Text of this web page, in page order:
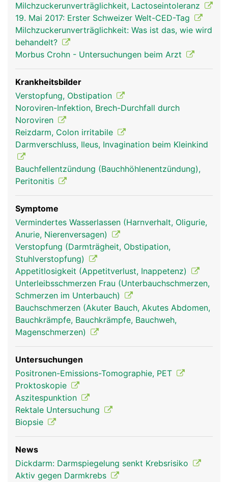
Milchzuckerunverträglichkeit, Lactoseintoleranz
19. Mai 2017: Erster Schweizer Welt-CED-Tag
Milchzuckerunverträglichkeit: Was ist das, wie wird
behandelt?
Morbus Crohn - Untersuchungen beim Arzt
Krankheitsbilder
Verstopfung, Obstipation
Noroviren-Infektion, Brech-Durchfall durch
Noroviren
Reizdarm, Colon irritabile
Darmverschluss, Ileus, Invagination beim Kleinkind
Bauchfellentzündung (Bauchhöhlenentzündung),
Peritonitis
Symptome
Vermindertes Wasserlassen (Harnverhalt, Oligurie,
Anurie, Nierenversagen)
Verstopfung (Darmträgheit, Obstipation,
Stuhlverstopfung)
Appetitlosigkeit (Appetitverlust, Inappetenz)
Unterleibsschmerzen Frau (Unterbauchschmerzen,
Schmerzen im Unterbauch)
Bauchschmerzen (Akuter Bauch, Akutes Abdomen,
Bauchkrämpfe, Bauchkrämpfe, Bauchweh,
Magenschmerzen)
Untersuchungen
Positronen-Emissions-Tomographie, PET
Proktoskopie
Aszitespunktion
Rektale Untersuchung
Biopsie
News
Dickdarm: Darmspiegelung senkt Krebsrisiko
Aktiv gegen Darmkrebs